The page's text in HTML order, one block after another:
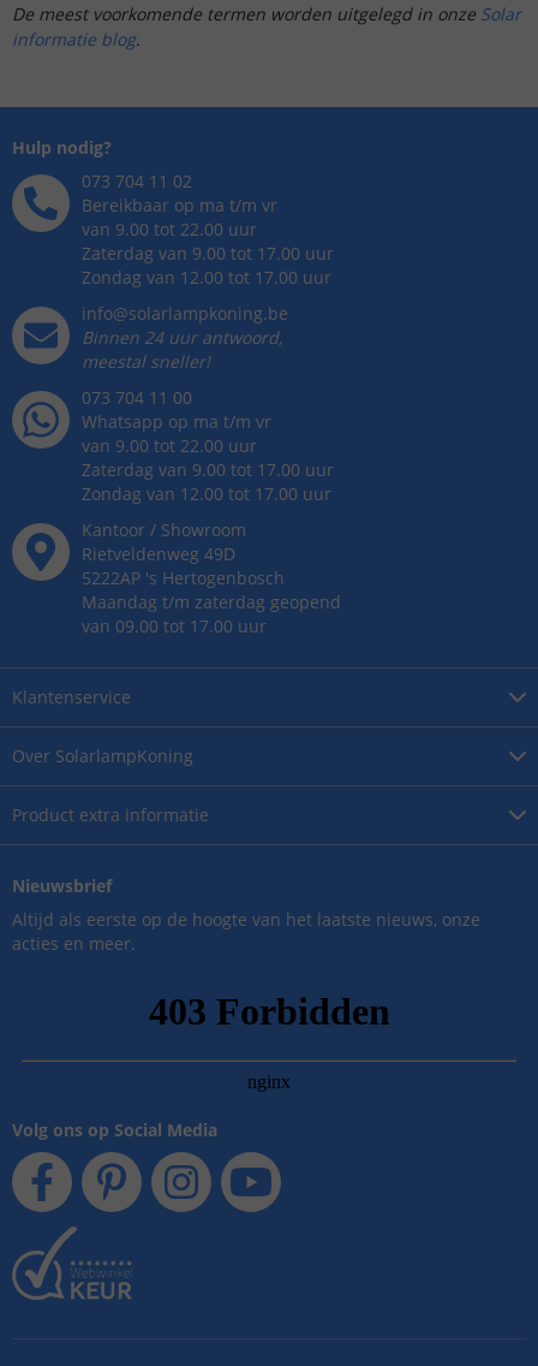
De meest voorkomende termen worden uitgelegd in onze Solar
informatie blog.
Over SolarlampKoning
Product extra informatie
Klantenservice
Hulp nodig?
073 704 11 02
Bereikbaar op ma t/m vr
van 9.00 tot 22.00 uur
Zaterdag van 9.00 tot 17.00 uur
Zondag van 12.00 tot 17.00 uur
info@solarlampkoning.be
Binnen 24 uur antwoord,
meestal sneller!
073 704 11 00
Whatsapp op ma t/m vr
van 9.00 tot 22.00 uur
Zaterdag van 9.00 tot 17.00 uur
Zondag van 12.00 tot 17.00 uur
Kantoor / Showroom
Rietveldenweg 49D
5222AP 's Hertogenbosch
Maandag t/m zaterdag geopend
van 09.00 tot 17.00 uur
Nieuwsbrief
Altijd als eerste op de hoogte van het laatste nieuws, onze
acties en meer.
Volg ons op Social Media